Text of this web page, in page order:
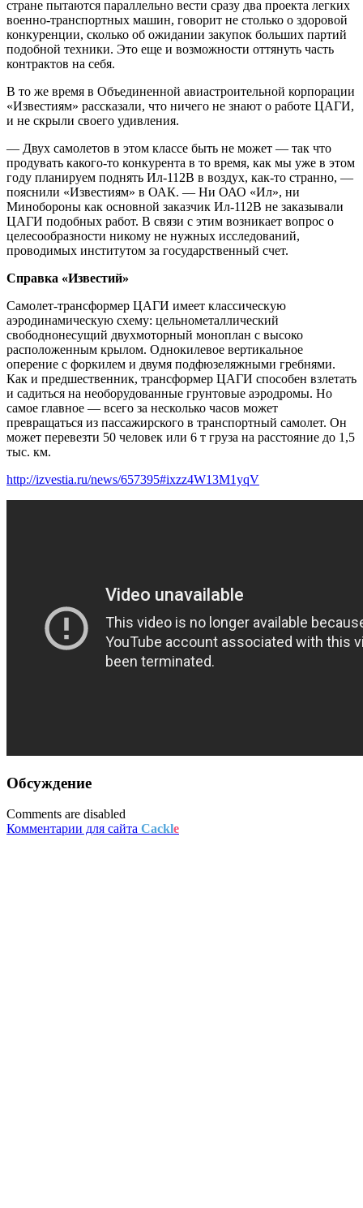
стране пытаются параллельно вести сразу два проекта легких
военно-транспортных машин, говорит не столько о здоровой
конкуренции, сколько об ожидании закупок больших партий
подобной техники. Это еще и возможности оттянуть часть
контрактов на себя.
В то же время в Объединенной авиастроительной корпорации
«Известиям» рассказали, что ничего не знают о работе ЦАГИ,
и не скрыли своего удивления.
— Двух самолетов в этом классе быть не может — так что
продувать какого-то конкурента в то время, как мы уже в этом
году планируем поднять Ил-112В в воздух, как-то странно, —
пояснили «Известиям» в ОАК. — Ни ОАО «Ил», ни
Минобороны как основной заказчик Ил-112В не заказывали
ЦАГИ подобных работ. В связи с этим возникает вопрос о
целесообразности никому не нужных исследований,
проводимых институтом за государственный счет.
Справка «Известий»
Самолет-трансформер ЦАГИ имеет классическую
аэродинамическую схему: цельнометаллический
свободнонесущий двухмоторный моноплан с высоко
расположенным крылом. Однокилевое вертикальное
оперение с форкилем и двумя подфюзеляжными гребнями.
Как и предшественник, трансформер ЦАГИ способен взлетать
и садиться на необорудованные грунтовые аэродромы. Но
самое главное — всего за несколько часов может
превращаться из пассажирского в транспортный самолет. Он
может перевезти 50 человек или 6 т груза на расстояние до 1,5
тыс. км.
http://izvestia.ru/news/657395#ixzz4W13M1yqV
Обсуждение
Comments are disabled
Комментарии для сайта Cackle